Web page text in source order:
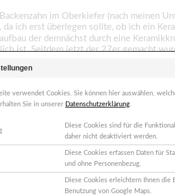
im Oberkiefer (nach meinen
ich erst überlegen sollte, ob ich ein
der demnächst durch eine
ist. Seitdem jetzt der 27er gemacht
nur bei Berührung der
ein Weilchen warten. Ist das okay?
aufgrund einer Entzündung
verwendet Cookies. Sie können hier auswählen,
Sie in unserer Datenschutzerklärung
Diese Cookies sind für die
daher nicht deaktiviert werden.
Diese Cookies erfassen Daten für
und ohne Personenbezug.
Diese Cookies erleichtern Ihnen
Benutzung von Google Maps.